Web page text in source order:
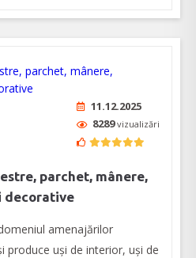
11.12.2025
8289vizualizări
parchet, mânere,
decorative
amenajărilor
produce uși de interior, uși de